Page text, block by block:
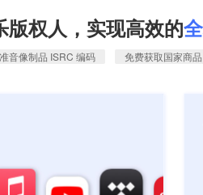
权人，实现高效的
音像制品 ISRC 编码 免费获取国家商